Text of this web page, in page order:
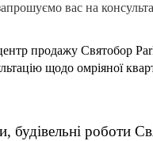
вас на
продажу Святобор
щодо омріяної
будівельні роботи